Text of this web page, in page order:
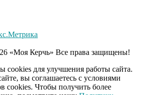
«Моя Керчь» Все права защищены!
для улучшения работы сайта.
вы соглашаетесь с условиями
cookies. Чтобы получить более